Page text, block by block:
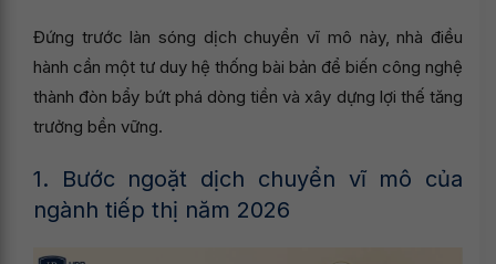
Đứng trước làn sóng dịch chuyển vĩ mô này, nhà điều
hành cần một tư duy hệ thống bài bản để biến công nghệ
thành đòn bẩy bứt phá dòng tiền và xây dựng lợi thế tăng
trưởng bền vững.
1. Bước ngoặt dịch chuyển vĩ mô của
ngành tiếp thị năm 2026